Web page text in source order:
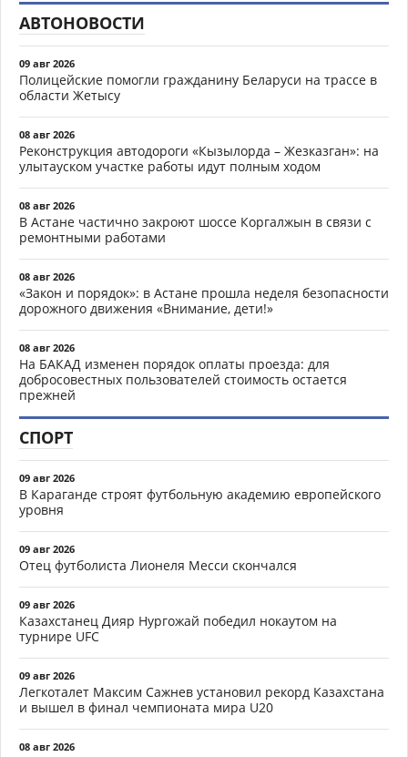
АВТОНОВОСТИ
09 авг 2026
Полицейские помогли гражданину Беларуси на трассе в
области Жетысу
08 авг 2026
Реконструкция автодороги «Кызылорда – Жезказган»: на
улытауском участке работы идут полным ходом
08 авг 2026
В Астане частично закроют шоссе Коргалжын в связи с
ремонтными работами
08 авг 2026
«Закон и порядок»: в Астане прошла неделя безопасности
дорожного движения «Внимание, дети!»
08 авг 2026
На БАКАД изменен порядок оплаты проезда: для
добросовестных пользователей стоимость остается
прежней
СПОРТ
09 авг 2026
В Караганде строят футбольную академию европейского
уровня
09 авг 2026
Отец футболиста Лионеля Месси скончался
09 авг 2026
Казахстанец Дияр Нургожай победил нокаутом на
турнире UFC
09 авг 2026
Легкоталет Максим Сажнев установил рекорд Казахстана
и вышел в финал чемпионата мира U20
08 авг 2026